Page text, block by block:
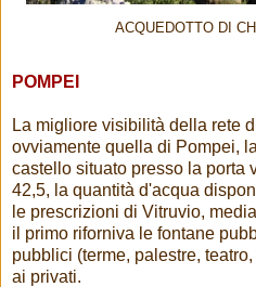
ACQUEDOTTO DI
POMPEI
La migliore visibilità della rete
ovviamente quella di Pompei,
castello situato presso la porta
42,5, la quantità d'acqua
le prescrizioni di Vitruvio,
il primo riforniva le fontane
pubblici (terme, palestre,
ai privati.